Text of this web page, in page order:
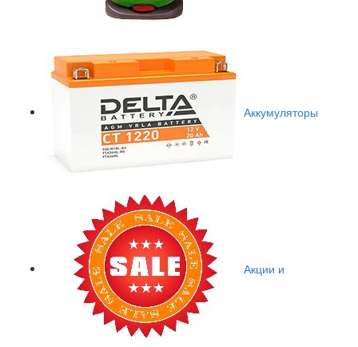
Аккумуляторы
Акции и